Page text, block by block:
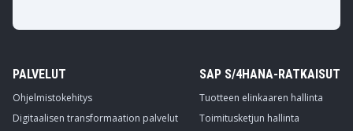
PALVELUT
Ohjelmistokehitys
Digitaalisen transformaation palvelut
SAP S/4HANA-RATKAISUT
Tuotteen elinkaaren hallinta
Toimitusketjun hallinta